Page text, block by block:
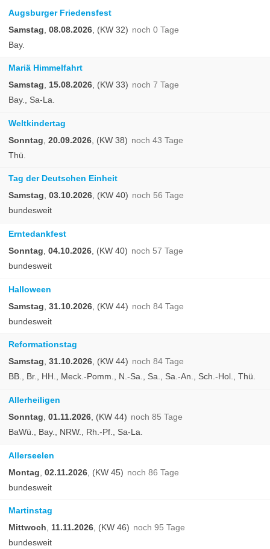
Augsburger Friedensfest
Samstag ,08.08.2026 , (KW 32) noch 0 Tage
Bay.
Mariä Himmelfahrt
Samstag,15.08.2026, (KW 33) noch 7 Tage
Bay., Sa-La.
Weltkindertag
Sonntag ,20.09.2026 , (KW 38) noch 43 Tage
Thü.
Tag der Deutschen Einheit
Samstag,03.10.2026, (KW 40) noch 56 Tage
bundesweit
Erntedankfest
Sonntag ,04.10.2026 , (KW 40) noch 57 Tage
bundesweit
Halloween
Samstag ,31.10.2026 , (KW 44) noch 84 Tage
bundesweit
Reformationstag
Samstag,31.10.2026, (KW 44) noch 84 Tage
BB., Br., HH., Meck.-Pomm., N.-Sa., Sa., Sa.-An., Sch.-Hol., Thü.
Allerheiligen
Sonntag ,01.11.2026 , (KW 44) noch 85 Tage
BaWü., Bay., NRW., Rh.-Pf., Sa-La.
Allerseelen
Montag ,02.11.2026 , (KW 45) noch 86 Tage
bundesweit
Martinstag
Mittwoch,11.11.2026, (KW 46) noch 95 Tage
bundesweit